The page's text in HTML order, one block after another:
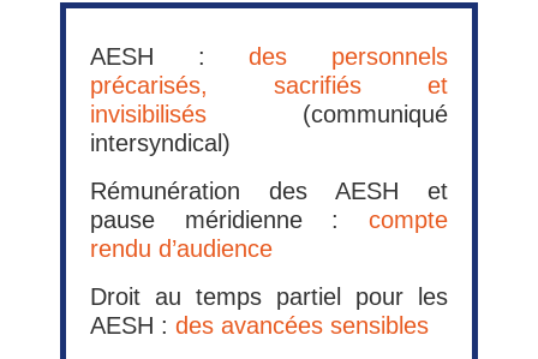
AESH :des personnels
précarisés, sacrifiés et
invisibilisés (communiqué
intersyndical)
Rémunération des AESH et
pause méridienne : compte
rendu d’audience
Droit au temps partiel pour les
AESH : des avancées sensibles